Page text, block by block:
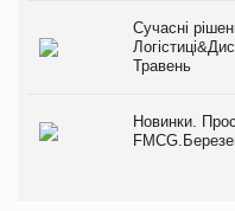
Сучасні
Травень
Новинки.